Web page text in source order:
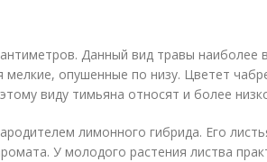
Данный вид травы наиболее
мелкие, опушенные по низу. Цветет
виду тимьяна относят и более
лимонного гибрида. Его
У молодого растения листва